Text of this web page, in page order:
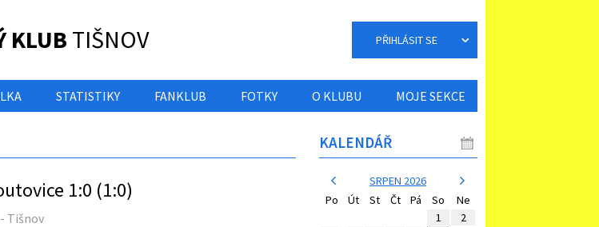
KLUB TIŠNOV PŘIHLÁSIT SE
STATISTIKY FANKLUB FOTKY O KLUBU MOJE SEKCE
1:0 (1:0)
Tišnov
KALENDÁŘ
SRPEN 2026
Po
Út St Čt Pá So
Ne
1
2